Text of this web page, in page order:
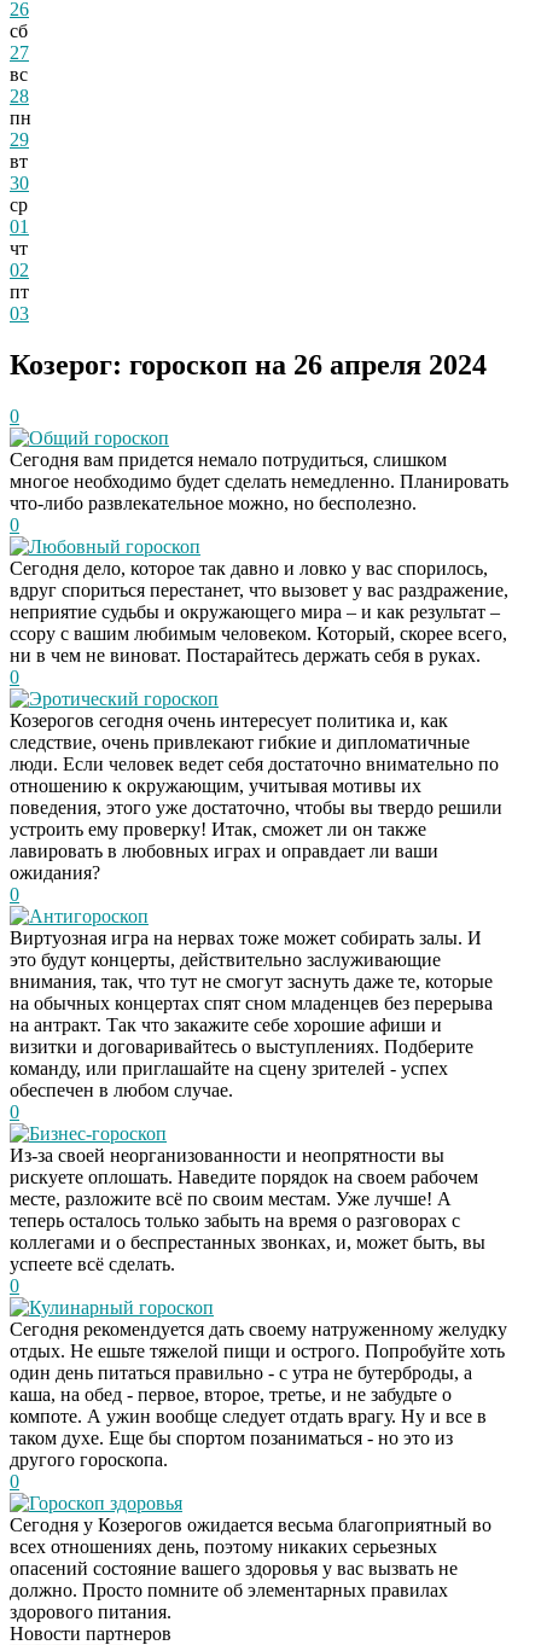
26
сб
27
вс
28
пн
29
вт
30
ср
01
чт
02
пт
03
Козерог: гороскоп на 26 апреля 2024
0
Общий гороскоп
Сегодня вам придется немало потрудиться, слишком
многое необходимо будет сделать немедленно. Планировать
что-либо развлекательное можно, но бесполезно.
0
Любовный гороскоп
Сегодня дело, которое так давно и ловко у вас спорилось,
вдруг спориться перестанет, что вызовет у вас раздражение,
неприятие судьбы и окружающего мира – и как результат –
ссору с вашим любимым человеком. Который, скорее всего,
ни в чем не виноват. Постарайтесь держать себя в руках.
0
Эротический гороскоп
Козерогов сегодня очень интересует политика и, как
следствие, очень привлекают гибкие и дипломатичные
люди. Если человек ведет себя достаточно внимательно по
отношению к окружающим, учитывая мотивы их
поведения, этого уже достаточно, чтобы вы твердо решили
устроить ему проверку! Итак, сможет ли он также
лавировать в любовных играх и оправдает ли ваши
ожидания?
0
Антигороскоп
Виртуозная игра на нервах тоже может собирать залы. И
это будут концерты, действительно заслуживающие
внимания, так, что тут не смогут заснуть даже те, которые
на обычных концертах спят сном младенцев без перерыва
на антракт. Так что закажите себе хорошие афиши и
визитки и договаривайтесь о выступлениях. Подберите
команду, или приглашайте на сцену зрителей - успех
обеспечен в любом случае.
0
Бизнес-гороскоп
Из-за своей неорганизованности и неопрятности вы
рискуете оплошать. Наведите порядок на своем рабочем
месте, разложите всё по своим местам. Уже лучше! А
теперь осталось только забыть на время о разговорах с
коллегами и о беспрестанных звонках, и, может быть, вы
успеете всё сделать.
0
Кулинарный гороскоп
Сегодня рекомендуется дать своему натруженному желудку
отдых. Не ешьте тяжелой пищи и острого. Попробуйте хоть
один день питаться правильно - с утра не бутерброды, а
каша, на обед - первое, второе, третье, и не забудьте о
компоте. А ужин вообще следует отдать врагу. Ну и все в
таком духе. Еще бы спортом позаниматься - но это из
другого гороскопа.
0
Гороскоп здоровья
Сегодня у Козерогов ожидается весьма благоприятный во
всех отношениях день, поэтому никаких серьезных
опасений состояние вашего здоровья у вас вызвать не
должно. Просто помните об элементарных правилах
здорового питания.
Новости партнеров
i
Скрытая камера на
пляже Крыма: Что
люди вытворяют, когда
их не видят...